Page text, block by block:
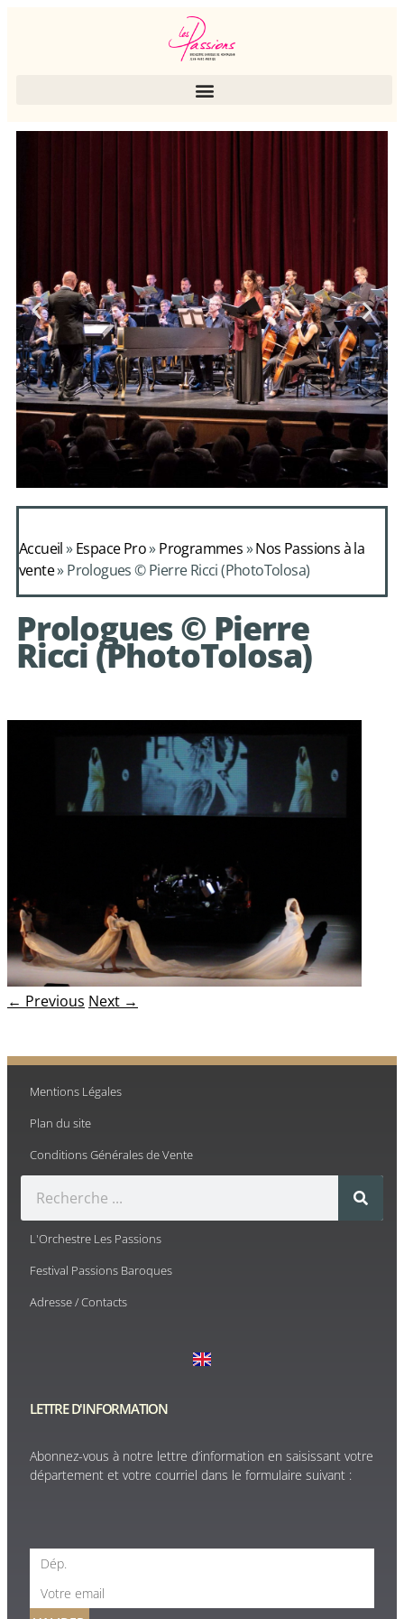
Alcimadure de
Mondonville
avec le choeur de
chambre Les Eléments
Accueil»Espace Pro»Programmes»Nos Passions à la
vente»Prologues © Pierre Ricci (PhotoTolosa)
Prologues © Pierre
Ricci (PhotoTolosa)
← Previous Next →
Mentions Légales
Plan du site
Conditions Générales de Vente
L'Orchestre Les Passions
Festival Passions Baroques
Adresse / Contacts
LETTRE D'INFORMATION
Abonnez-vous à notre lettre d’information en saisissant votre
département et votre courriel dans le formulaire suivant :